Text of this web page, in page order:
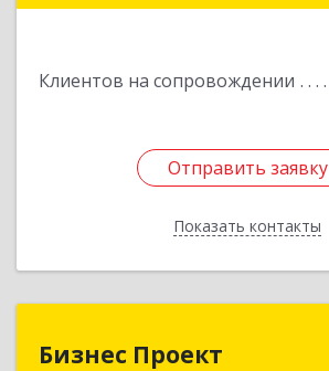
Клиентов на сопровождении
Отправить заявку
Показать контакты
Отправить заявку
Назад
Бизнес Проект